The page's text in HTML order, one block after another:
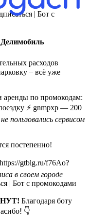
| Бот с
расходов
– всё уже
аренды по промокодам:
⚡️ gnmpxp — 200
пользовались сервисом
постепенно!
gtblg.ru/f76Ao?
в своем городе
| Бот с промокодами
Благодаря боту
👇